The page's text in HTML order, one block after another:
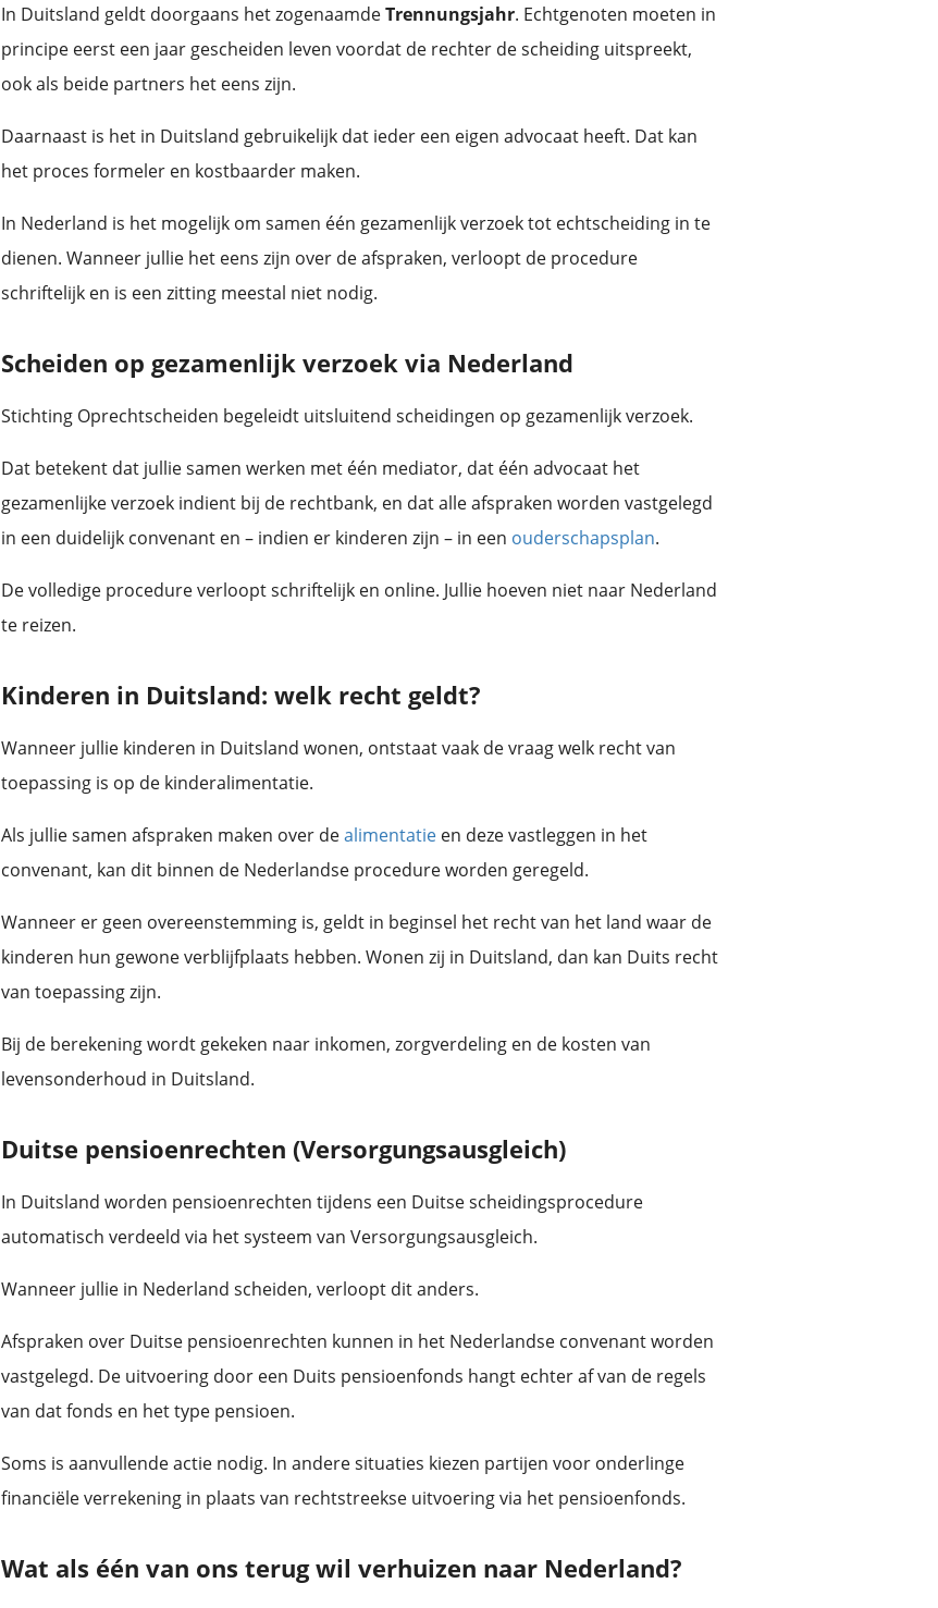
In Duitsland geldt doorgaans het zogenaamdeTrennungsjahr. Echtgenoten moeten in
principe eerst een jaar gescheiden leven voordat de rechter de scheiding uitspreekt,
ook als beide partners het eens zijn.
Daarnaast is het in Duitsland gebruikelijk dat ieder een eigen advocaat heeft. Dat kan
het proces formeler en kostbaarder maken.
In Nederland is het mogelijk om samen één gezamenlijk verzoek tot echtscheiding in te
dienen. Wanneer jullie het eens zijn over de afspraken, verloopt de procedure
schriftelijk en is een zitting meestal niet nodig.
Scheiden op gezamenlijk verzoek via Nederland
Stichting Oprechtscheiden begeleidt uitsluitend scheidingen op gezamenlijk verzoek.
Dat betekent dat jullie samen werken met één mediator, dat één advocaat het
gezamenlijke verzoek indient bij de rechtbank, en dat alle afspraken worden vastgelegd
in een duidelijk convenant en – indien er kinderen zijn – in een ouderschapsplan.
De volledige procedure verloopt schriftelijk en online. Jullie hoeven niet naar Nederland
te reizen.
Kinderen in Duitsland: welk recht geldt?
Wanneer jullie kinderen in Duitsland wonen, ontstaat vaak de vraag welk recht van
toepassing is op de kinderalimentatie.
Als jullie samen afspraken maken over dealimentatie en deze vastleggen in het
convenant, kan dit binnen de Nederlandse procedure worden geregeld.
Wanneer er geen overeenstemming is, geldt in beginsel het recht van het land waar de
kinderen hun gewone verblijfplaats hebben. Wonen zij in Duitsland, dan kan Duits recht
van toepassing zijn.
Bij de berekening wordt gekeken naar inkomen, zorgverdeling en de kosten van
levensonderhoud in Duitsland.
Duitse pensioenrechten (Versorgungsausgleich)
In Duitsland worden pensioenrechten tijdens een Duitse scheidingsprocedure
automatisch verdeeld via het systeem van Versorgungsausgleich.
Wanneer jullie in Nederland scheiden, verloopt dit anders.
Afspraken over Duitse pensioenrechten kunnen in het Nederlandse convenant worden
vastgelegd. De uitvoering door een Duits pensioenfonds hangt echter af van de regels
van dat fonds en het type pensioen.
Soms is aanvullende actie nodig. In andere situaties kiezen partijen voor onderlinge
financiële verrekening in plaats van rechtstreekse uitvoering via het pensioenfonds.
Wat als één van ons terug wil verhuizen naar Nederland?